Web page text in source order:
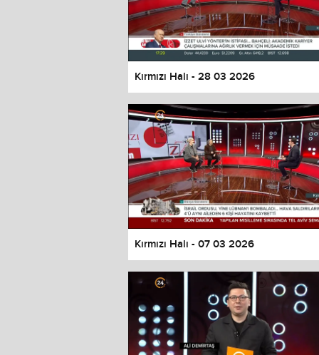
Kırmızı Halı - 28 03 2026
Kırmızı Halı - 07 03 2026